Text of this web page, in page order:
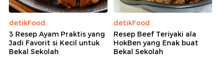
detikFood
3 Resep Ayam Praktis yang
Jadi Favorit si Kecil untuk
Bekal Sekolah
detikFood
Resep Beef Teriyaki ala
HokBen yang Enak buat
Bekal Sekolah